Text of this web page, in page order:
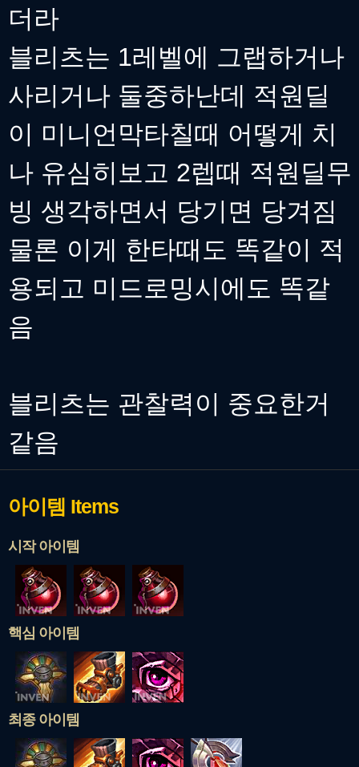
더라
블리츠는 1레벨에 그랩하거나
사리거나 둘중하난데 적원딜
이 미니언막타칠때 어떻게 치
나 유심히보고 2렙때 적원딜무
빙 생각하면서 당기면 당겨짐
물론 이게 한타때도 똑같이 적
용되고 미드로밍시에도 똑같
음
블리츠는 관찰력이 중요한거
같음
아이템 Items
시작 아이템
핵심 아이템
최종 아이템